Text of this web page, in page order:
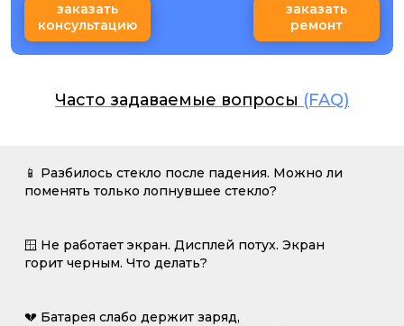
заказать
консультацию
заказать
ремонт
Часто задаваемые вопросы (FAQ)
📱 Разбилось стекло после падения. Можно ли
поменять только лопнувшее стекло?
🪟 Не работает экран. Дисплей потух. Экран
горит черным. Что делать?
💔 Батарея слабо держит заряд,